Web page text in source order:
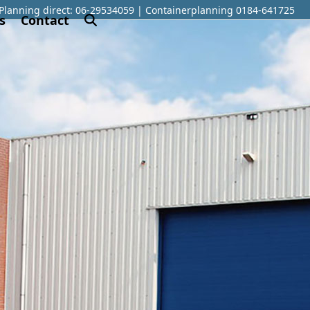
Planning direct: 06-29534059 | Containerplanning 0184-641725
Contact